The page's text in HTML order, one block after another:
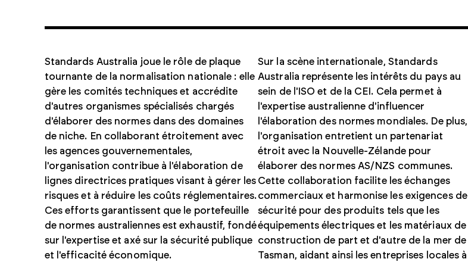
Standards Australia joue le rôle de plaque
tournante de la normalisation nationale : elle
gère les comités techniques et accrédite
d'autres organismes spécialisés chargés
d'élaborer des normes dans des domaines
de niche. En collaborant étroitement avec
les agences gouvernementales,
l'organisation contribue à l'élaboration de
lignes directrices pratiques visant à gérer les
risques et à réduire les coûts réglementaires.
Ces efforts garantissent que le portefeuille
de normes australiennes est exhaustif, fondé
sur l'expertise et axé sur la sécurité publique
et l'efficacité économique.
Sur la scène internationale, Standards
Australia représente les intérêts du pays au
sein de l'ISO et de la CEI. Cela permet à
l'expertise australienne d'influencer
l'élaboration des normes mondiales. De plus,
l'organisation entretient un partenariat
étroit avec la Nouvelle-Zélande pour
élaborer des normes AS/NZS communes.
Cette collaboration facilite les échanges
commerciaux et harmonise les exigences de
sécurité pour des produits tels que les
équipements électriques et les matériaux de
construction de part et d'autre de la mer de
Tasman, aidant ainsi les entreprises locales à